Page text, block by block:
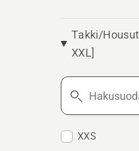
Takki/
XXL]
Hakusuodatin
XXS